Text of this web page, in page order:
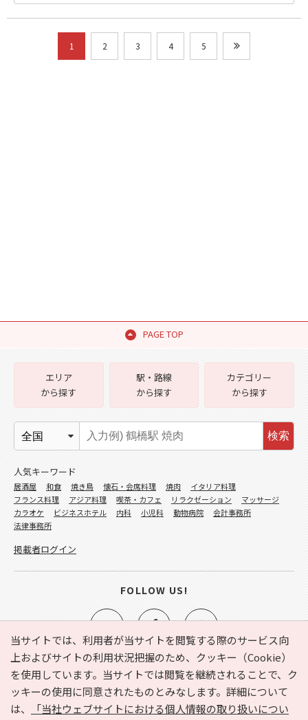
1 2 3 4 5
PAGE TOP
当サイトでは、利用者が当サイトを閲覧する際のサービス向
上およびサイトの利用状況把握のため、クッキー（Cookie）
を使用しています。当サイトでは閲覧を継続されることで、ク
ッキーの使用に同意されたものとみなします。詳細について
は、
「当社ウェブサイトにおける個人情報の取り扱いについ
e-NAVITA（イーナビタ）とは？ お気に入り
ヘルプ
利用規約
個人情報の取り扱いについて
運営会社
サイトマップ
広告掲載に関するお問い合わせ
エリア
から探す
駅・路線
から探す
カテゴリー
から探す
検索
人気キーワード
居酒屋 和食 焼き鳥 懐石・会席料理 焼肉
イタリア料理
フランス料理
アジア料理 喫茶・カフェ リラクゼーション
マッサージ
カラオケ
ビジネスホテル 内科 小児科 動物病院
会計事務所
法律事務所
掲載者ログイン
FOLLOW US!